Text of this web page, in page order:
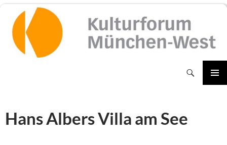
Inhalt
springen
Hans Albers Villa am See